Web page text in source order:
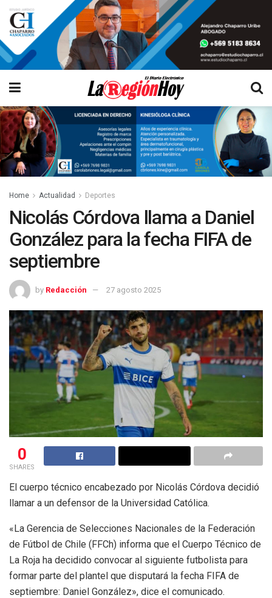
Home Actualidad Deportes
Nicolás Córdova llama a Daniel
González para la fecha FIFA de
septiembre
by Redacción 27 agosto 2025
0
SHARES
El cuerpo técnico encabezado por Nicolás Córdova decidió
llamar a un defensor de la Universidad Católica.
«La Gerencia de Selecciones Nacionales de la Federación
de Fútbol de Chile (FFCh) informa que el Cuerpo Técnico de
La Roja ha decidido convocar al siguiente futbolista para
formar parte del plantel que disputará la fecha FIFA de
septiembre: Daniel González», dice el comunicado.